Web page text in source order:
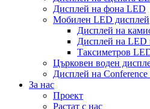
Дисплей на фона LED
Мобилен LED дисплей
Дисплей на
Дисплей на LED
Таксиметров
Църковен воден
Дисплей на
За нас
Проект
Растат с нас